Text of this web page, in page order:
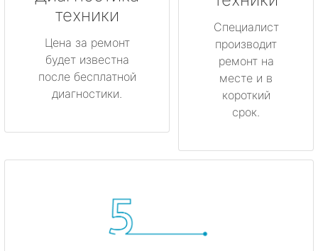
техники
Цена за ремонт
будет известна
после бесплатной
диагностики.
Специалист
производит
ремонт на
месте и в
короткий
срок.